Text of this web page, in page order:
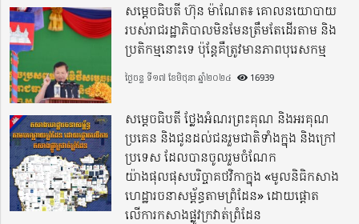
សម្តេចធិបតី ហ៊ុន ម៉ាណែត៖ គោលនយោបាយ
របស់រាជរដ្ឋាភិបាលមិនមែនត្រឹមតែដើរតាម និង
ប្រតិកម្មនោះទេ ប៉ុន្តែគឺត្រូវមានភាពបុរេសកម្ម
ថ្ងៃចន្ទ ទី១៧ ខែមិថុនា ឆ្នាំ២០២៤ 16939
សម្តេចធិបតី ថ្លែងអំណរព្រះគុណ និងអរគុណ
ប្រគេន និងជូនដល់ជនរួមជាតិទាំងក្នុង​ និងក្រៅ
ប្រទេស​ ដែលបានចូលរួមចំណែក
យ៉ាងផុលផុសបរិច្ចាគថវិកាក្នុង «មូលនិធិកសាង
ហេដ្ឋារចនាសម្ព័ន្ធតាមព្រំដែន» ដោយផ្ដោត
លើការកសាងផ្លូវក្រវាត់ព្រំដែន